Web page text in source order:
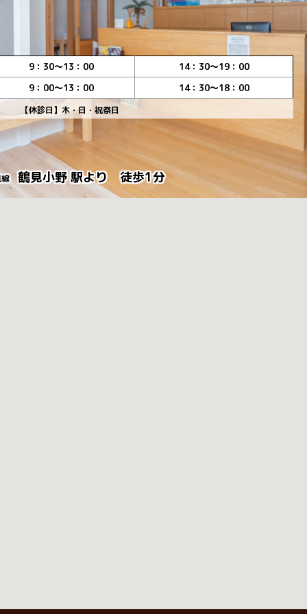
9：30～13：00
14：30～19：00
9：00～13：00
14：30～18：00
【休診日】木・日・祝祭日
線鶴見小野 駅より 徒歩1分